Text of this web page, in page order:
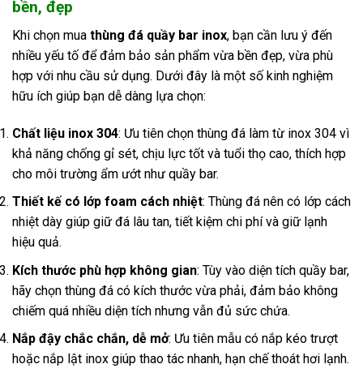
bền, đẹp
Khi chọn mua thùng đá quầy bar inox, bạn cần lưu ý đến
nhiều yếu tố để đảm bảo sản phẩm vừa bền đẹp, vừa phù
hợp với nhu cầu sử dụng. Dưới đây là một số kinh nghiệm
hữu ích giúp bạn dễ dàng lựa chọn:
Chất liệu inox 304: Ưu tiên chọn thùng đá làm từ inox 304 vì
khả năng chống gỉ sét, chịu lực tốt và tuổi thọ cao, thích hợp
cho môi trường ẩm ướt như quầy bar.
Thiết kế có lớp foam cách nhiệt: Thùng đá nên có lớp cách
nhiệt dày giúp giữ đá lâu tan, tiết kiệm chi phí và giữ lạnh
hiệu quả.
Kích thước phù hợp không gian: Tùy vào diện tích quầy bar,
hãy chọn thùng đá có kích thước vừa phải, đảm bảo không
chiếm quá nhiều diện tích nhưng vẫn đủ sức chứa.
Nắp đậy chắc chắn, dễ mở: Ưu tiên mẫu có nắp kéo trượt
hoặc nắp lật inox giúp thao tác nhanh, hạn chế thoát hơi lạnh.